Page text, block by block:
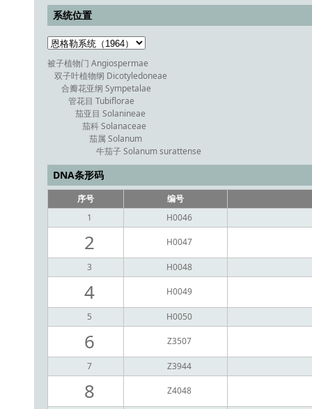
系统位置
被子植物门 Angiospermae
双子叶植物纲 Dicotyledoneae
合瓣花亚纲 Sympetalae
管花目 Tubiflorae
茄亚目 Solanineae
茄科 Solanaceae
茄属 Solanum
牛茄子 Solanum surattense
DNA条形码
序号 编号
1 H0046
2 H0047
3 H0048
4 H0049
5 H0050
6 Z3507
7 Z3944
8 Z4048